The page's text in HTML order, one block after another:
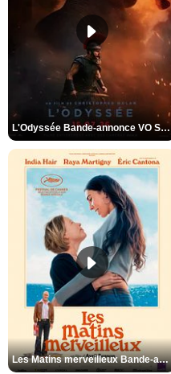
L'Odyssée Bande-annonce VO STFR
Les Matins merveilleux Bande-annonce VF